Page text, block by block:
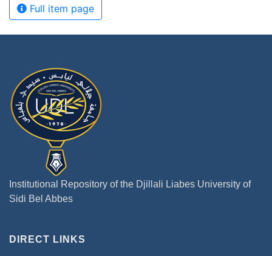
Full item page
Institutional Repository of the Djillali Liabes University of
Sidi Bel Abbes
DIRECT LINKS